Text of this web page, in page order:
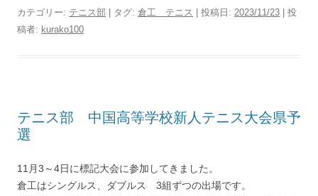
カテゴリー: テニス部 | タグ: 倉工 テニス | 投稿日: 2023/11/23
投
稿者: kurako100
テニス部 中国高等学校新人テニス大会県予
選
11月3～4日に標記大会に参加してきました。
倉工はシングルス、ダブルス 3組ずつの出場です。